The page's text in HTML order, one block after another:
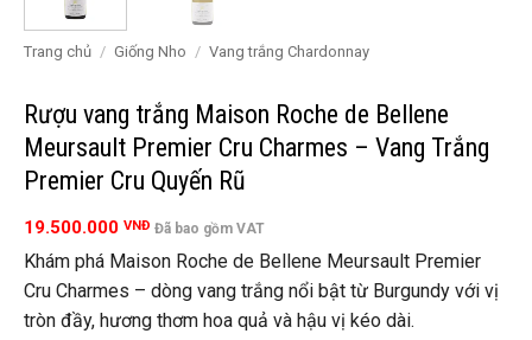
Trang chủ / Giống Nho / Vang trắng Chardonnay
Rượu vang trắng Maison Roche de Bellene
Meursault Premier Cru Charmes – Vang Trắng
Premier Cru Quyến Rũ
19.500.000 VNĐ Đã bao gồm VAT
Khám phá Maison Roche de Bellene Meursault Premier
Cru Charmes – dòng vang trắng nổi bật từ Burgundy với vị
tròn đầy, hương thơm hoa quả và hậu vị kéo dài.